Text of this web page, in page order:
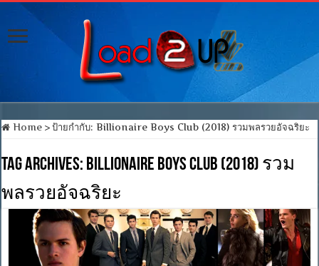
Home > ป้ายกำกับ:Billionaire Boys Club (2018) รวมพลรวยอัจฉริยะ
Tag Archives: Billionaire Boys Club (2018) รวม
พลรวยอัจฉริยะ